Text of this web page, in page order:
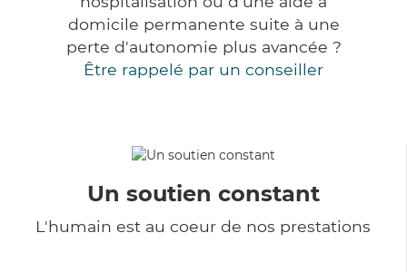
domicile permanente suite à une
perte d'autonomie plus avancée ?
Être rappelé par un conseiller
Un soutien constant
L'humain est au coeur de nos prestations